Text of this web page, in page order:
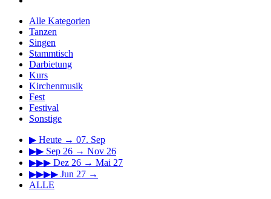
Alle Kategorien
Tanzen
Singen
Stammtisch
Darbietung
Kurs
Kirchenmusik
Fest
Festival
Sonstige
▶ Heute → 07. Sep
▶▶ Sep 26 → Nov 26
▶▶▶ Dez 26 → Mai 27
▶▶▶▶ Jun 27 →
ALLE